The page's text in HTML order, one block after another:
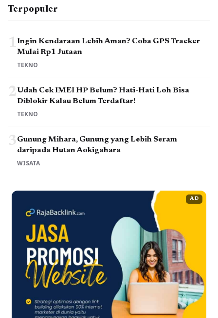
Terpopuler
1Ingin Kendaraan Lebih Aman? Coba GPS Tracker
Mulai Rp1 Jutaan
TEKNO
2Udah Cek IMEI HP Belum? Hati-Hati Loh Bisa
Diblokir Kalau Belum Terdaftar!
TEKNO
3Gunung Mihara, Gunung yang Lebih Seram
daripada Hutan Aokigahara
WISATA
AD